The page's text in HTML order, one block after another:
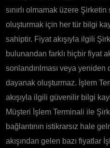
sınırlı olmamak üzere Şirketin
oluşturmak için her tür bilgi
sahiptir. Fiyat akışıyla ilgili
bulunandan farklı hiçbir fiyat
sonlandırılması veya
dayanak oluşturmaz. İşlem
akışıyla ilgili güvenilir bilgi
Müşteri İşlem Terminali ile
bağlantının istikrarsız hale
akışından gelen bazı fiyatlar